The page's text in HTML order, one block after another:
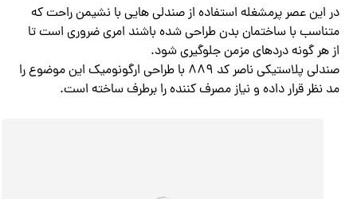
در این عصر پرمشغله استفاده از صندلی هایی با نشیمن راحت که
متناسب با ساختمان بدن طراحی شده باشند امری ضروری است تا
از هر گونه دردهای مزمن جلوگیری شود.
صندلی پلاستیکی ناصر کد 889 با طراحی ارگونومیک این موضوع را
مد نظر قرار داده و نیاز مصرف کننده را برطرف ساخته است.